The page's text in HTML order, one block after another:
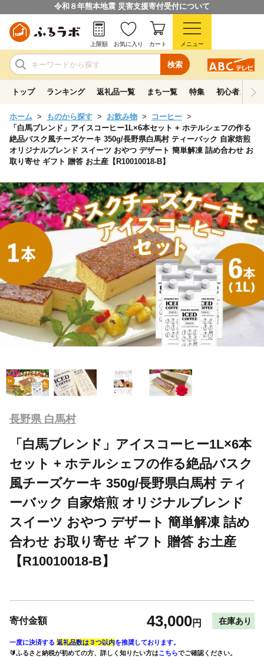
令和８年熊本地震 災害支援寄付受付について
検索
上限額 お気に入り カート メニュー
トップ ランキング 返礼品一覧 まち一覧 特集 初心者ガイド
ホーム ものから探す お飲み物
コーヒー
「白馬ブレンド」アイスコーヒー1L×6本セット + ホテルシェフの作る
絶品バスク風チーズケーキ 350g/長野県白馬村 ティーバック 自家焙煎
オリジナルブレンド スイーツ おやつ デザート 簡単解凍 詰め合わせ お
取り寄せ ギフト 贈答 お土産【R10010018-B】
長野県 白馬村
「白馬ブレンド」アイスコーヒー1L×6本
セット + ホテルシェフの作る絶品バスク
風チーズケーキ 350g/長野県白馬村 ティ
ーバック 自家焙煎 オリジナルブレンド
スイーツ おやつ デザート 簡単解凍 詰め
合わせ お取り寄せ ギフト 贈答 お土産
【R10010018-B】
寄付金額 43,000円 在庫あり
一度に決済する 返礼品数は３つ以内を推奨しております。
🔰ふるさと納税が初めての方、詳しく知りたい方はこちらでご確認ください。